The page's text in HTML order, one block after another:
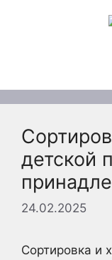
детской
24.02.2025
Сортировка и